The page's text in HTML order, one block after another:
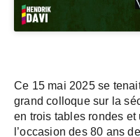
Ce 15 mai 2025 se
grand colloque sur la
en trois tables rondes
l’occasion des 80 ans